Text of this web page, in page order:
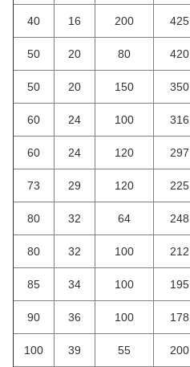
40 16 200 425
50 20 80 420
50 20 150 350
60 24 100 316
60 24 120 297
73 29 120 225
80 32 64 248
80 32 100 212
85 34 100 195
90 36 100 178
100 39 55 200